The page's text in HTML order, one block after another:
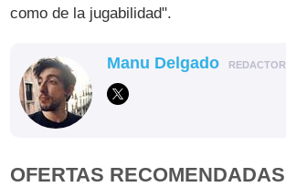
como de la jugabilidad".
Manu Delgado REDACTOR
OFERTAS RECOMENDADAS